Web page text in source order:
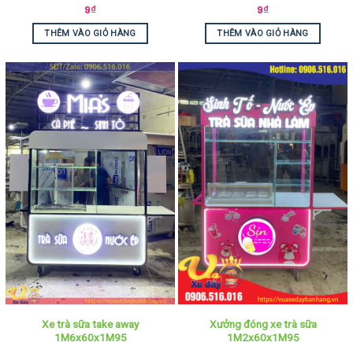
9₫
THÊM VÀO GIỎ HÀNG
9₫
THÊM VÀO GIỎ HÀNG
Xe trà sữa take away
1M6x60x1M95
Xưởng đóng xe trà sữa
1M2x60x1M95